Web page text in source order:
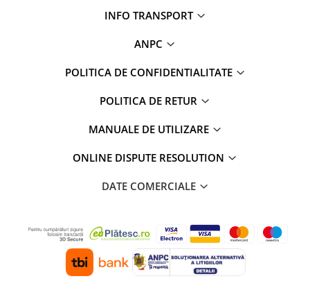
INFO TRANSPORT
ANPC
POLITICA DE CONFIDENTIALITATE
POLITICA DE RETUR
MANUALE DE UTILIZARE
ONLINE DISPUTE RESOLUTION
DATE COMERCIALE